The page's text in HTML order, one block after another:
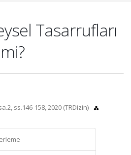
Tasarrufları
ss.146-158, 2020 (TRDizin)